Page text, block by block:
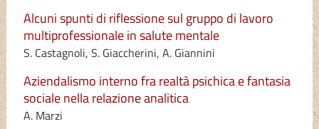
Alcuni spunti di riflessione sul gruppo di lavoro
multiprofessionale in salute mentale
S. Castagnoli, S. Giaccherini, A. Giannini
Aziendalismo interno fra realtà psichica e fantasia
sociale nella relazione analitica
A. Marzi